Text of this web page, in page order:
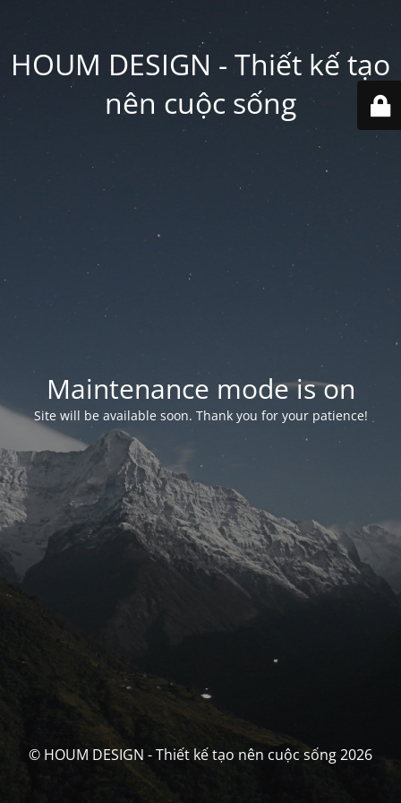
HOUM DESIGN - Thiết kế tạo
nên cuộc sống
Maintenance mode is on
Site will be available soon. Thank you for your patience!
© HOUM DESIGN - Thiết kế tạo nên cuộc sống 2026